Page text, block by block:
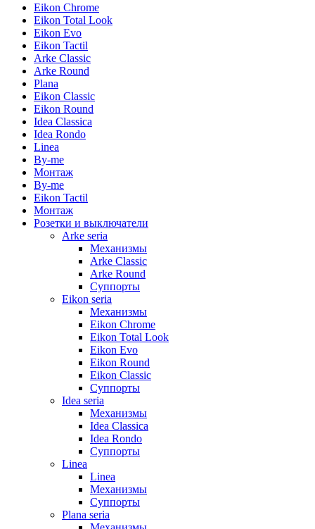
Eikon Chrome
Eikon Total Look
Eikon Evo
Eikon Tactil
Arke Classic
Arke Round
Plana
Eikon Classic
Eikon Round
Idea Classica
Idea Rondo
Linea
By-me
Монтаж
By-me
Eikon Tactil
Монтаж
Розетки и выключатели
Arke seria
Механизмы
Arke Classic
Arke Round
Суппорты
Eikon seria
Механизмы
Eikon Chrome
Eikon Total Look
Eikon Evo
Eikon Round
Eikon Classic
Суппорты
Idea seria
Механизмы
Idea Classica
Idea Rondo
Суппорты
Linea
Linea
Механизмы
Суппорты
Plana seria